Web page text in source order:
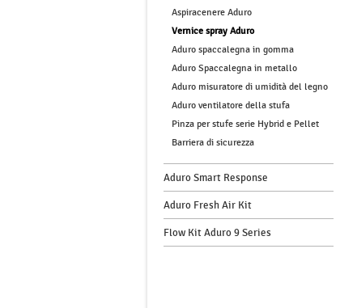
Aspiracenere Aduro
Vernice spray Aduro
Aduro spaccalegna in gomma
Aduro Spaccalegna in metallo
Aduro misuratore di umidità del legno
Aduro ventilatore della stufa
Pinza per stufe serie Hybrid e Pellet
Barriera di sicurezza
Aduro Smart Response
Aduro Fresh Air Kit
Flow Kit Aduro 9 Series